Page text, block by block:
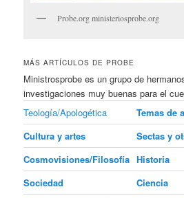
Probe.org ministeriosprobe.org
MÁS ARTÍCULOS DE PROBE
Ministrosprobe es un grupo de
investigaciones muy buenas para el
Teología/Apologética
Temas de
Cultura y artes
Sectas y
Cosmovisiones/Filosofía Historia
Sociedad
Ciencia